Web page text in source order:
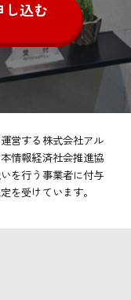
し込む
営する株式会社アル
情報経済社会推進協
を行う事業者に付与
を受けています。